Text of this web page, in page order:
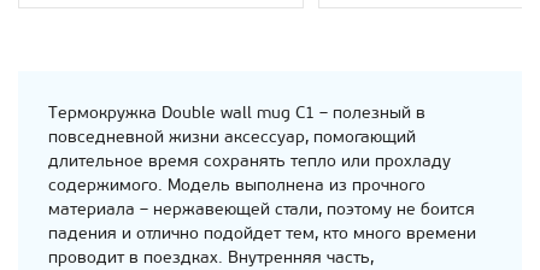
Термокружка Double wall mug С1 – полезный в
повседневной жизни аксессуар, помогающий
длительное время сохранять тепло или прохладу
содержимого. Модель выполнена из прочного
материала – нержавеющей стали, поэтому не боится
падения и отлично подойдет тем, кто много времени
проводит в поездках. Внутренняя часть,